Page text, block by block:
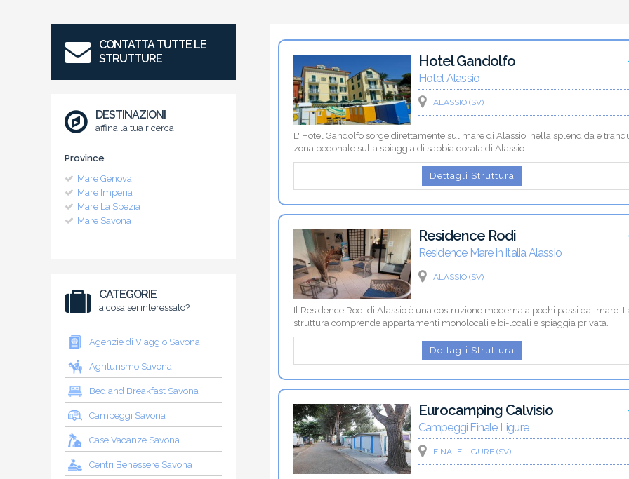
CONTATTA TUTTE LE
STRUTTURE
DESTINAZIONI
affina la tua ricerca
Province
Mare Genova
Mare Imperia
Mare La Spezia
Mare Savona
CATEGORIE
a cosa sei interessato?
Agenzie di Viaggio Savona
Agriturismo Savona
Bed and Breakfast Savona
Campeggi Savona
Case Vacanze Savona
Centri Benessere Savona
Hotel Gandolfo
Hotel Alassio
ALASSIO (SV)
L' Hotel Gandolfo sorge direttamente sul mare di Alassio, nella splendida e
zona pedonale sulla spiaggia di sabbia dorata di Alassio.
Dettagli Struttura
Residence Rodi
Residence Mare in Italia Alassio
ALASSIO (SV)
Il Residence Rodi di Alassio è una costruzione moderna a pochi passi dal mare.
struttura comprende appartamenti monolocali e bi-locali e spiaggia privata.
Dettagli Struttura
Eurocamping Calvisio
Campeggi Finale Ligure
FINALE LIGURE (SV)